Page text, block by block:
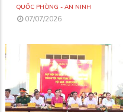
QUỐC PHÒNG - AN NINH
07/07/2026